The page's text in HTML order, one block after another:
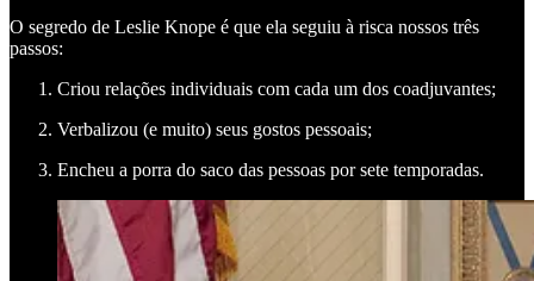
O segredo de Leslie Knope é que ela seguiu à risca nossos três
passos:
Criou relações individuais com cada um dos coadjuvantes;
Verbalizou (e muito) seus gostos pessoais;
Encheu a porra do saco das pessoas por sete temporadas.